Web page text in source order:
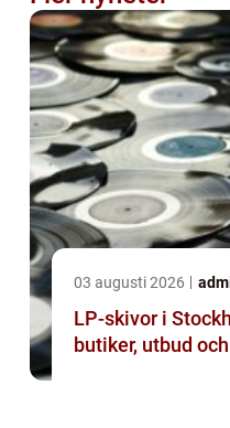
03 augusti 2026
LP-skivor i
butiker, utbud